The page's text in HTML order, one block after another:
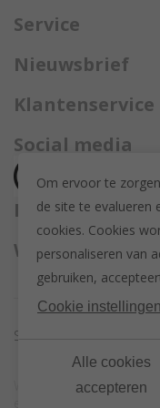
opgestuurd met Bpost.
057 33 34 61
info@juwelennevejan.be
Di tot Zat : 10u tot 12u
Service
Bel
+32 057 33
of bereik ons viamail
Nieuwsbrief
Alles over nieuwe
(Max. 2 e-mails per
Klantenservice
Over ons
Herroeping
Retourneren en ruilen
Privacy policy
Algemene
Disclaimer
Actievoorwaarden -
Social media
Wij versturen
Sitemap
Webdesign &
Om ervoor te
de site te evalueren
cookies. Cookies
personaliseren van
gebruiken,
Cookie instellingen
Alle cookies
accepteren